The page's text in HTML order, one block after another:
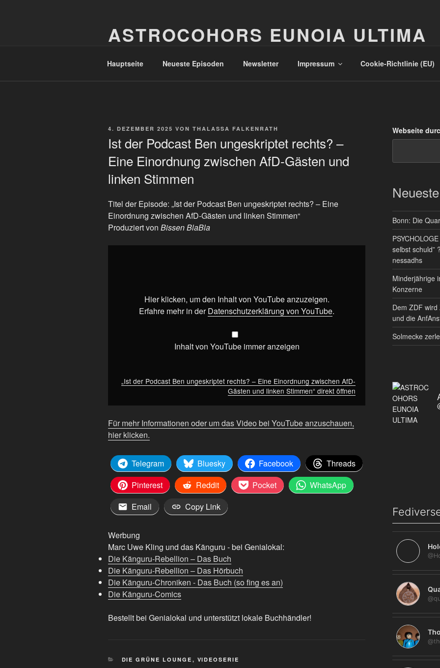
ASTROCOHORS EUNOIA ULTIMA
Hauptseite Neueste Episoden Newsletter Impressum Cookie-Richtlinie (EU)
VERÖFFENTLICHT
4. DEZEMBER 2025 VON THALASSA FALKENRATH
Ist der Podcast Ben ungeskriptet rechts? –
Eine Einordnung zwischen AfD-Gästen und
linken Stimmen
Titel der Episode: „Ist der Podcast Ben ungeskriptet rechts? – Eine
Einordnung zwischen AfD-Gästen und linken Stimmen“
Produziert von Bissen BlaBla
ungeskriptet
Gästen
linken
von
YouTube
Hier klicken, um den Inhalt von YouTube anzuzeigen.
Erfahre mehr in derDatenschutzerklärung von YouTube.
Inhalt von YouTube immer anzeigen
„Ist der Podcast Ben ungeskriptet rechts? – Eine Einordnung zwischen AfD-
Gästen und linken Stimmen“ direkt öffnen
Für mehr Informationen oder um das Video bei YouTube anzuschauen,
hier klicken.
Telegram Bluesky Facebook
Threads
Pinterest
Reddit Pocket
WhatsApp
Email
Copy Link
Werbung
Marc Uwe Kling und das Känguru - bei Genialokal:
Die Känguru-Rebellion – Das Buch
Die Känguru-Rebellion – Das Hörbuch
Die Känguru-Chroniken - Das Buch (so fing es an)
Die Känguru-Comics
Bestellt bei Genialokal und unterstützt lokale Buchhändler!
KATEGORIEN
DIE GRÜNE LOUNGE , VIDEOSERIE
Webseite
Bonn: Die
selbst schuld”
nessadhs
Minderjährige
Konzerne
Dem ZDF
und die
Solmecke